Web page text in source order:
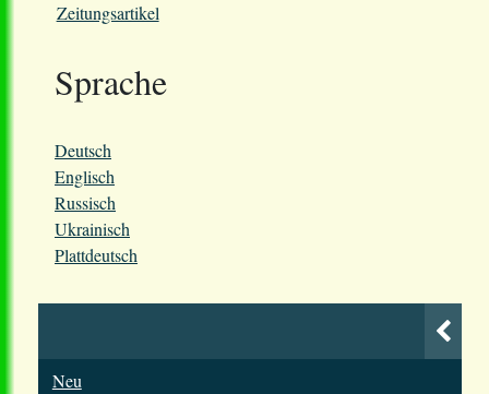
Zeitungsartikel
Sprache
Deutsch
Englisch
Russisch
Ukrainisch
Plattdeutsch
Neu